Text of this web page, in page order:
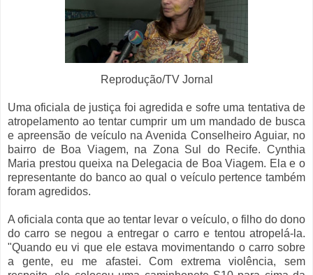
Reprodução/TV Jornal
Uma oficiala de justiça foi agredida e sofre uma tentativa de
atropelamento ao tentar cumprir um um mandado de busca
e apreensão de veículo na Avenida Conselheiro Aguiar, no
bairro de Boa Viagem, na Zona Sul do Recife. Cynthia
Maria prestou queixa na Delegacia de Boa Viagem. Ela e o
representante do banco ao qual o veículo pertence também
foram agredidos.
A oficiala conta que ao tentar levar o veículo, o filho do dono
do carro se negou a entregar o carro e tentou atropelá-la.
"Quando eu vi que ele estava movimentando o carro sobre
a gente, eu me afastei. Com extrema violência, sem